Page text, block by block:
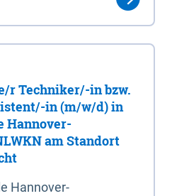
r Techniker/-in bzw.
in (m/w/d) in
Hannover-
am Standort
Hannover-